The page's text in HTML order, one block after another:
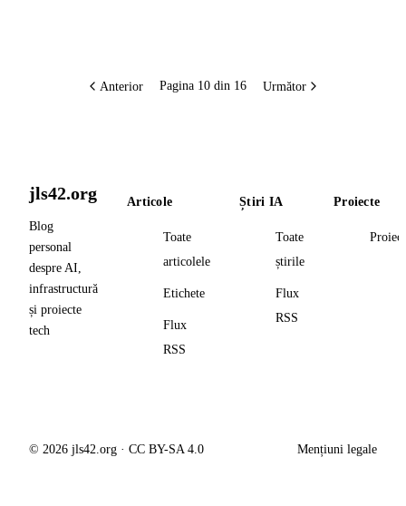
Anterior Pagina 10 din 16 Următor
jls42.org
Blog
personal
despre AI,
infrastructură
și proiecte
tech
Articole
Toate
articolele
Etichete
Flux
RSS
Știri IA
Toate
știrile
Flux
RSS
Proiecte
© 2026 jls42.org · CC BY-SA 4.0 Mențiuni legale